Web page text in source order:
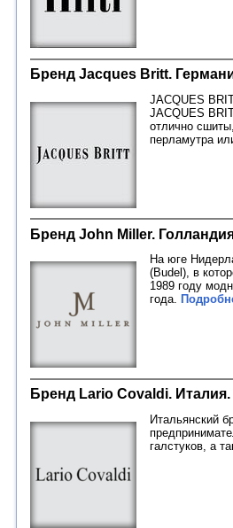
Бренд Jacques Britt.
JACQUES
JACQUES
отлично
перламутра
Бренд John Miller.
На юге
(Budel), в
1989 году
года.
Бренд Lario Covaldi.
Итальянский
галстуков, а